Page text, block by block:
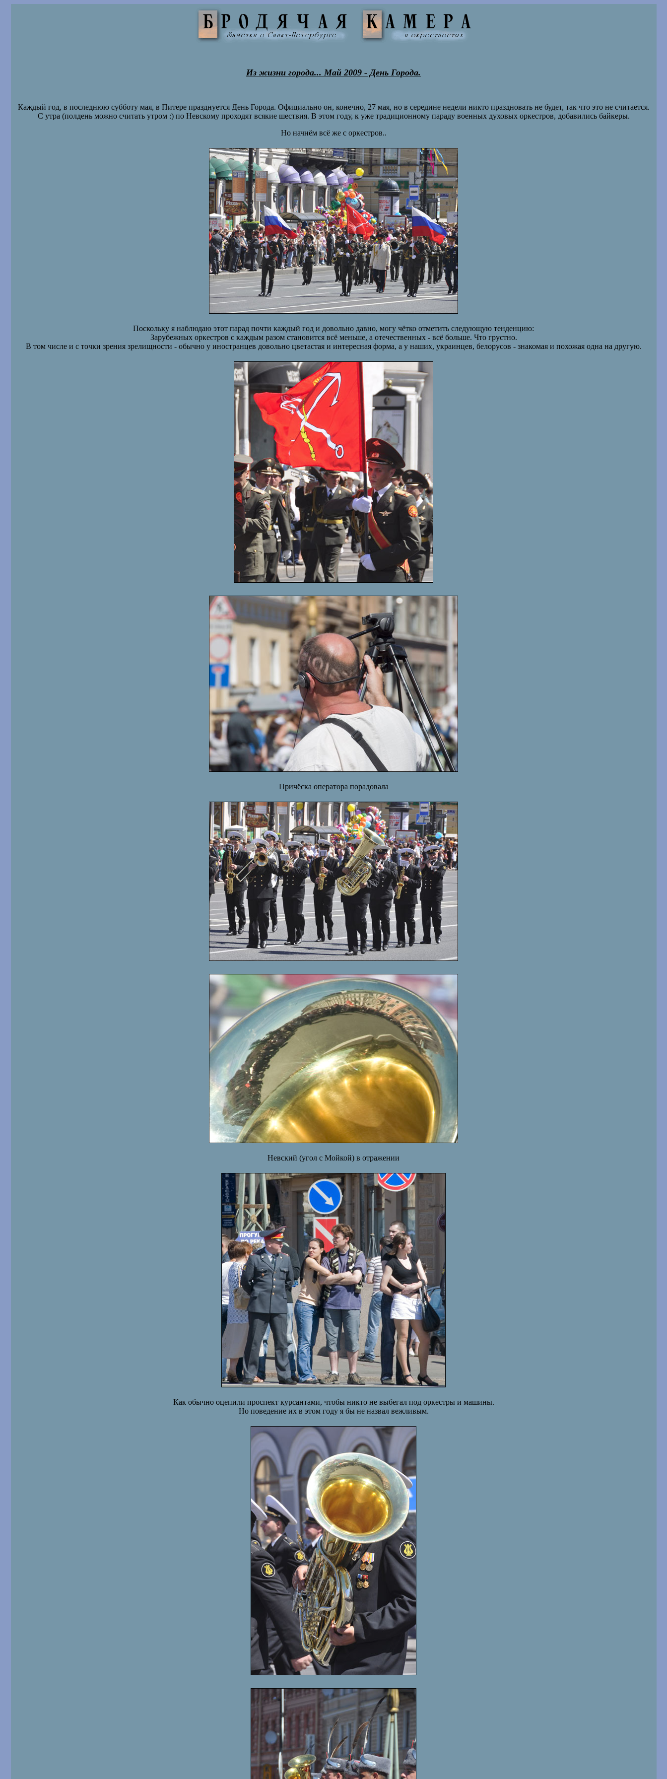
Из жизни города... Май 2009 - День Города.
Каждый год, в последнюю субботу мая, в Питере празднуется День Города. Официально он, конечно, 27 мая, но в середине недели никто праздновать не будет, так что это не считается.
С утра (полдень можно считать утром :) по Невскому проходят всякие шествия. В этом году, к уже традиционному параду военных духовых оркестров, добавились байкеры.
Но начнём всё же с оркестров..
Поскольку я наблюдаю этот парад почти каждый год и довольно давно, могу чётко отметить следующую тенденцию:
Зарубежных оркестров с каждым разом становится всё меньше, а отечественных - всё больше. Что грустно.
В том числе и с точки зрения зрелищности - обычно у иностранцев довольно цветастая и интересная форма, а у наших, украинцев, белорусов - знакомая и похожая одна на другую.
Причёска оператора порадовала
Невский (угол с Мойкой) в отражении
Как обычно оцепили проспект курсантами, чтобы никто не выбегал под оркестры и машины.
Но поведение их в этом году я бы не назвал вежливым.